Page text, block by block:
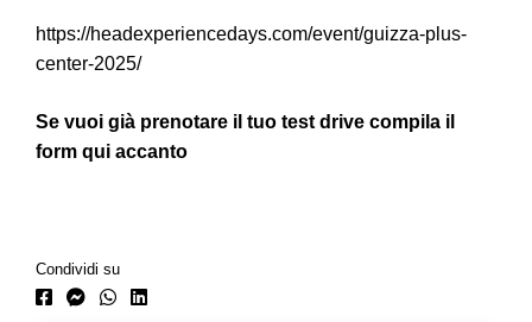
https://headexperiencedays.com/event/guizza-plus-
center-2025/
Se vuoi già prenotare il tuo test drive compila il
form qui accanto
Condividi su